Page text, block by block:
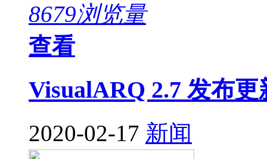
8679浏览量
查看
VisualARQ 2.7 发布更
2020-02-17 新闻